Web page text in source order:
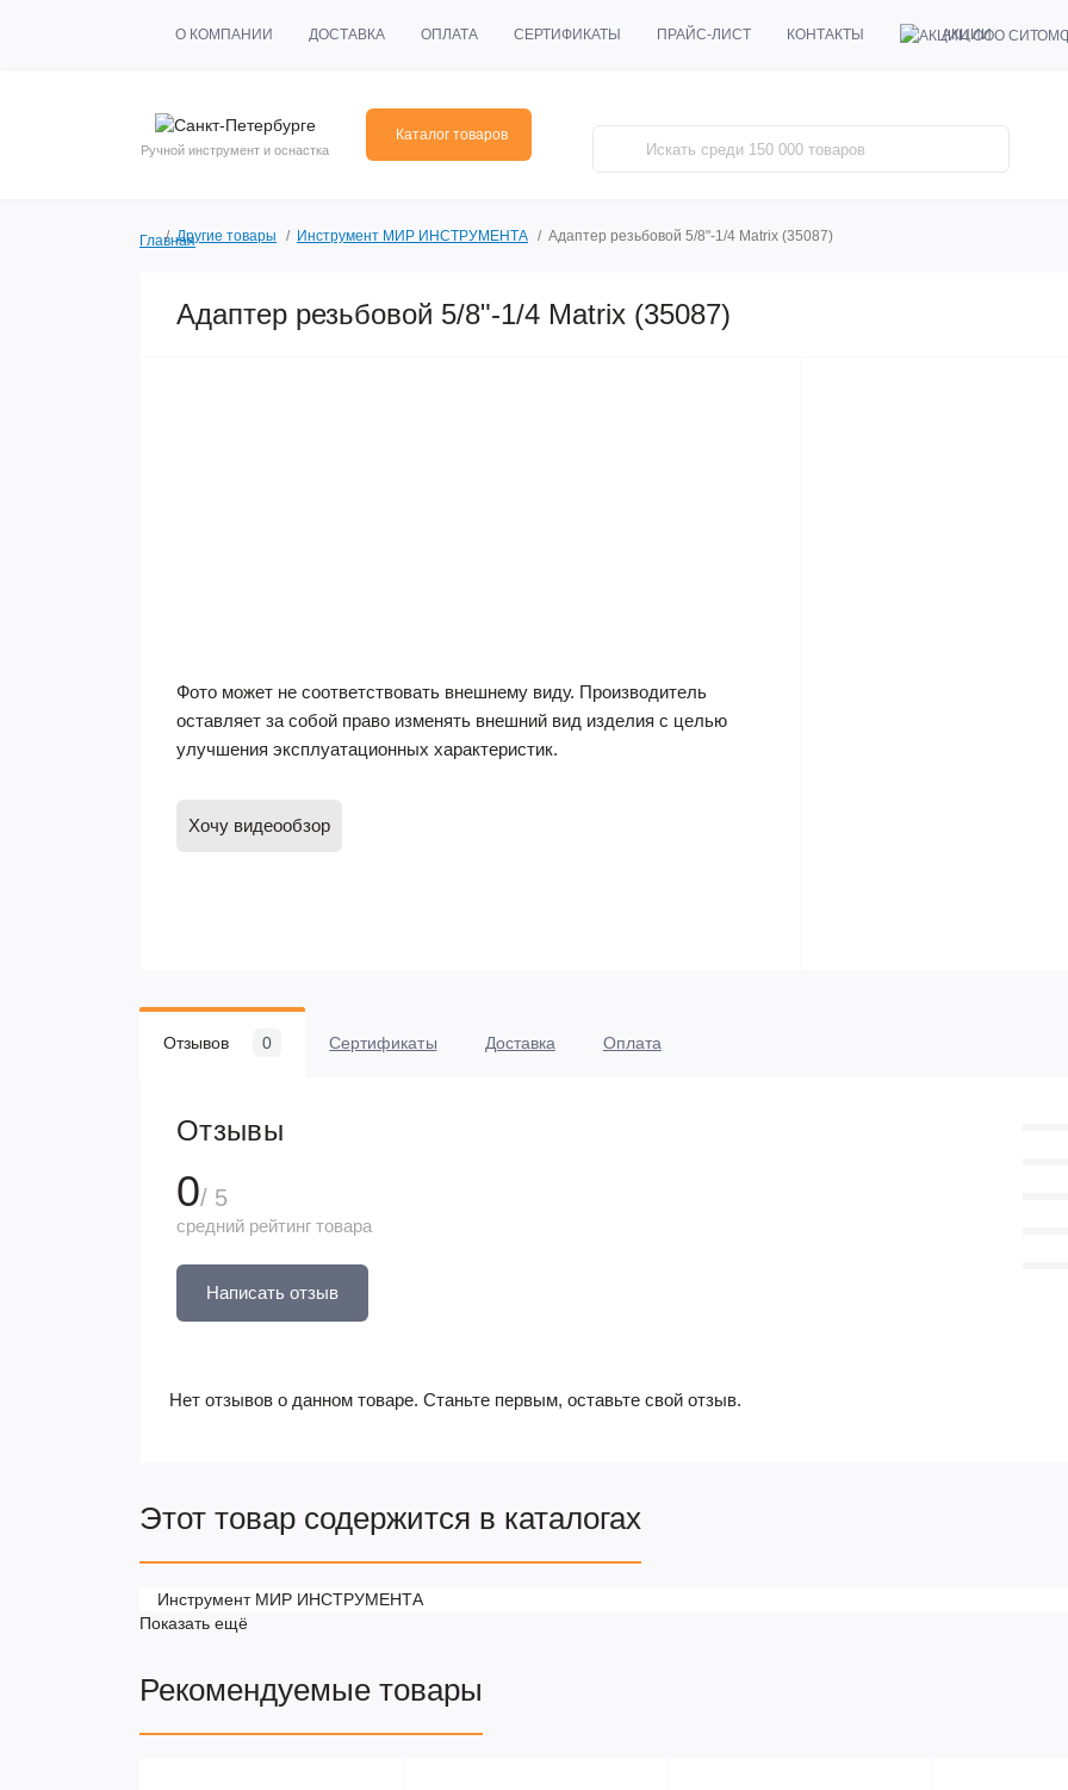
О КОМПАНИИ ДОСТАВКА ОПЛАТА СЕРТИФИКАТЫ ПРАЙС-ЛИСТ КОНТАКТЫ АКЦИИ
Ручной инструмент и оснастка
Каталог товаров
ГлавнаяДругие товары Инструмент МИР ИНСТРУМЕНТА Адаптер резьбовой 5/8"-1/4 Matrix (35087)
Адаптер резьбовой 5/8"-1/4 Matrix (35087)
Фото может не соответствовать внешнему виду. Производитель
оставляет за собой право изменять внешний вид изделия с целью
улучшения эксплуатационных характеристик.
Хочу видеообзор
Отзывов 0 Сертификаты Доставка Оплата
Отзывы
0/ 5
средний рейтинг товара
Написать отзыв
Нет отзывов о данном товаре. Станьте первым, оставьте свой отзыв.
Этот товар содержится в каталогах
Инструмент МИР ИНСТРУМЕНТА
Показать ещё
Рекомендуемые товары